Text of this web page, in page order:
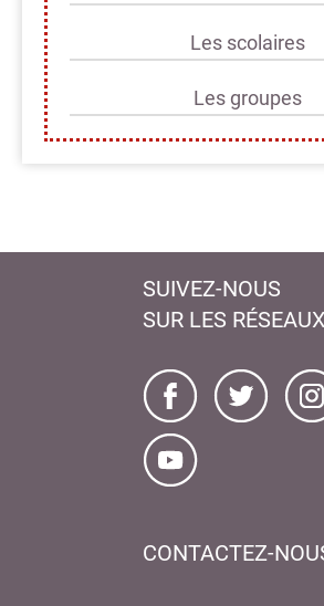
Les scolaires
Les groupes
SUIVEZ-NOUS
SUR LES RÉSEAUX
CONTACTEZ-